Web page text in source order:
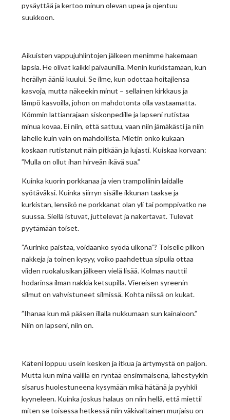
pysäyttää ja kertoo minun olevan upea ja ojentuu
suukkoon.
Aikuisten vappujuhlintojen jälkeen menimme hakemaan
lapsia. He olivat kaikki päiväunilla. Menin kurkistamaan, kun
heräilyn ääniä kuului. Se ilme, kun odottaa hoitajiensa
kasvoja, mutta näkeekin minut – sellainen kirkkaus ja
lämpö kasvoilla, johon on mahdotonta olla vastaamatta.
Kömmin lattianrajaan siskonpedille ja lapseni rutistaa
minua kovaa. Ei niin, että sattuu, vaan niin jämäkästi ja niin
lähelle kuin vain on mahdollista. Mietin onko kukaan
koskaan rutistanut näin pitkään ja lujasti. Kuiskaa korvaan:
”Mulla on ollut ihan hirveän ikävä sua.”
Kuinka kuorin porkkanaa ja vien trampoliinin laidalle
syötäväksi. Kuinka siirryn sisälle ikkunan taakse ja
kurkistan, lensikö ne porkkanat olan yli tai pomppivatko ne
suussa. Siellä istuvat, juttelevat ja nakertavat. Tulevat
pyytämään toiset.
”Aurinko paistaa, voidaanko syödä ulkona”? Toiselle pilkon
nakkeja ja toinen kysyy, voiko paahdettua sipulia ottaa
viiden ruokalusikan jälkeen vielä lisää. Kolmas nauttii
hodarinsa ilman nakkia ketsupilla. Viereisen syreenin
silmut on vahvistuneet silmissä. Kohta niissä on kukat.
”Ihanaa kun mä pääsen illalla nukkumaan sun kainaloon.”
Niin on lapseni, niin on.
Käteni loppuu usein kesken ja itkua ja ärtymystä on paljon.
Mutta kun minä välillä en ryntää ensimmäisenä, lähestyykin
sisarus huolestuneena kysymään mikä hätänä ja pyyhkii
kyyneleen. Kuinka joskus halaus on niin hellä, että miettii
miten se toisessa hetkessä niin väkivaltainen murjaisu on